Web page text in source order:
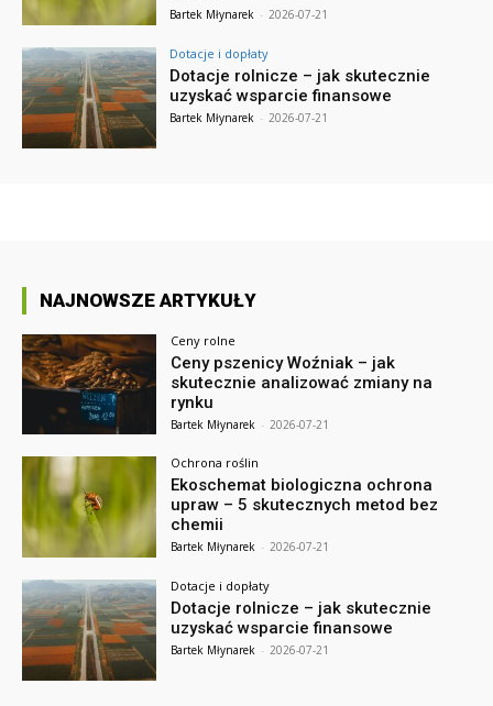
Bartek Młynarek - 2026-07-21
Dotacje i dopłaty
Dotacje rolnicze – jak skutecznie
uzyskać wsparcie finansowe
Bartek Młynarek - 2026-07-21
NAJNOWSZE ARTYKUŁY
Ceny rolne
Ceny pszenicy Woźniak – jak
skutecznie analizować zmiany na
rynku
Bartek Młynarek - 2026-07-21
Ochrona roślin
Ekoschemat biologiczna ochrona
upraw – 5 skutecznych metod bez
chemii
Bartek Młynarek - 2026-07-21
Dotacje i dopłaty
Dotacje rolnicze – jak skutecznie
uzyskać wsparcie finansowe
Bartek Młynarek - 2026-07-21